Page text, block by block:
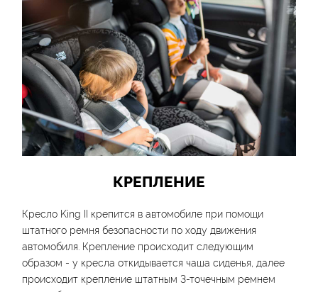
КРЕПЛЕНИЕ
Кресло King II крепится в автомобиле при помощи
штатного ремня безопасности по ходу движения
автомобиля. Крепление происходит следующим
образом - у кресла откидывается чаша сиденья, далее
происходит крепление штатным 3-точечным ремнем